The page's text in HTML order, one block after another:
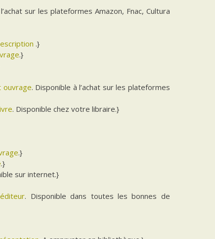
sur les plateformes Amazon, Fnac, Cultura
.}
.}
ouvrage. Disponible à l’achat sur les plateformes
. Disponible chez votre libraire.}
.}
.}
sur internet.}
. Disponible dans toutes les bonnes de